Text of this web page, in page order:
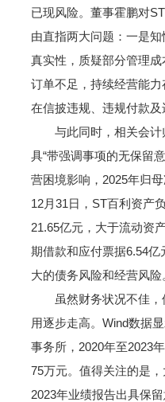
已现风险。董事霍鹏对
由直指两大问题：一是
真实性，质疑部分管理成
订单不足，持续经营能
在信披违规、违规付款及
与此同时，相关会计
具“带强调事项的无保留
营困境影响，2025年归
12月31日，ST百利资产
21.65亿元，大于流动资
期借款和应付票据6.54
大的债务风险和经营风险
虽然财务状况不佳，
用逐步走高。Wind数据
事务所，2020年至2023
75万元。值得关注的是
2023年业绩报告出具保